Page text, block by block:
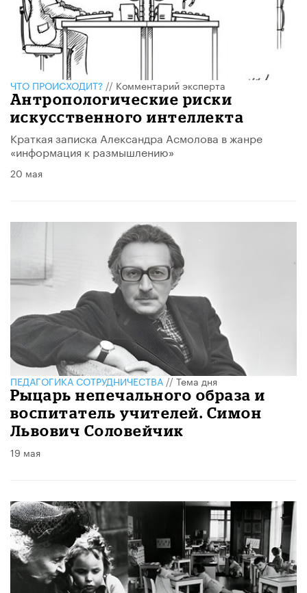
ЧТО ПРОИСХОДИТ? // Комментарий эксперта
Антропологические риски
искусственного интеллекта
​Краткая записка Александра Асмолова в жанре
«информация к размышлению»
20 мая
ПЕДАГОГИКА СОТРУДНИЧЕСТВА//Тема дня
Рыцарь непечального образа и
воспитатель учителей. Симон
Львович Соловейчик
19 мая